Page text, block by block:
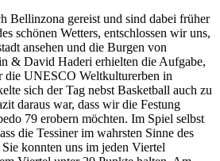
Bellinzona gereist und sind dabei früher
schönen Wetters, entschlossen wir uns,
ansehen und die Burgen von
& David Haderi erhielten die Aufgabe,
die UNESCO Weltkulturerben in
sich der Tag nebst Basketball auch zu
daraus war, dass wir die Festung
79 erobern möchten. Im Spiel selbst
die Tessiner im wahrsten Sinne des
konnten uns im jeden Viertel